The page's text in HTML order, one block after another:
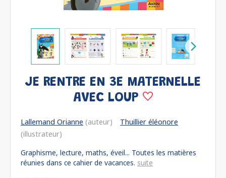
JE RENTRE EN 3E MATERNELLE
AVEC LOUP
Lallemand Orianne (auteur)
Thuillier éléonore
(illustrateur)
Graphisme, lecture, maths, éveil... Toutes les matières
réunies dans ce cahier de vacances. suite